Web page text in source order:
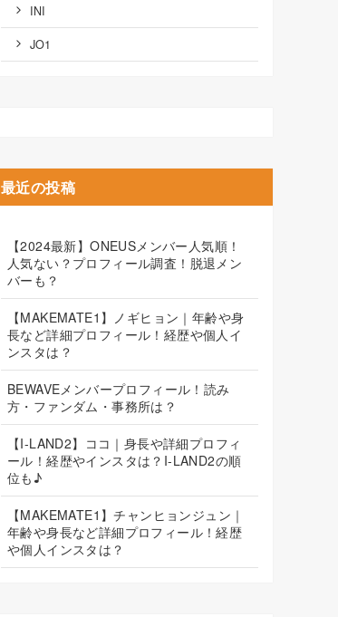
INI
JO1
最近の投稿
【2024最新】ONEUSメンバー人気順！
人気ない？プロフィール調査！脱退メン
バーも？
【MAKEMATE1】ノギヒョン｜年齢や身
長など詳細プロフィール！経歴や個人イ
ンスタは？
BEWAVEメンバープロフィール！読み
方・ファンダム・事務所は？
【I-LAND2】ココ｜身長や詳細プロフィ
ール！経歴やインスタは？I-LAND2の順
位も♪
【MAKEMATE1】チャンヒョンジュン｜
年齢や身長など詳細プロフィール！経歴
や個人インスタは？